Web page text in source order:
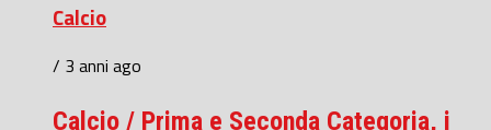
Calcio
/ 3 anni ago
Calcio / Prima e Seconda Categoria, i